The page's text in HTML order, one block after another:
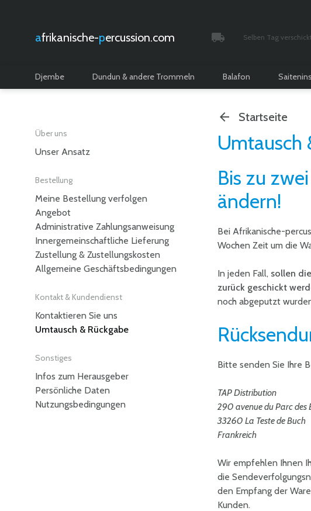
afrikanische- percussion.com Selben Tag verschickt
Djembe Dundun & andere Trommeln Balafon
Über uns
Unser Ansatz
Bestellung
Meine Bestellung verfolgen
Angebot
Administrative Zahlungsanweisung
Innergemeinschaftliche Lieferung
Zustellung & Zustellungskosten
Allgemeine Geschäftsbedingungen
Kontakt & Kundendienst
Kontaktieren Sie uns
Umtausch & Rückgabe
Sonstiges
Infos zum Herausgeber
Persönliche Daten
Nutzungsbedingungen
Startseite
Umtausch
Bis zu
ändern!
Bei Afrikanische-
Wochen Zeit um die
In jeden Fall, sollen
zurück geschickt
noch abgeputzt
Bitte senden Sie Ihre
TAP Distribution
290 avenue du Parc des
33260 La Teste de Buch
Frankreich
Wir empfehlen Ihnen
die
den Empfang der
Kunden.